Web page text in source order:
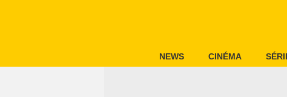
NEWS CINÉMA